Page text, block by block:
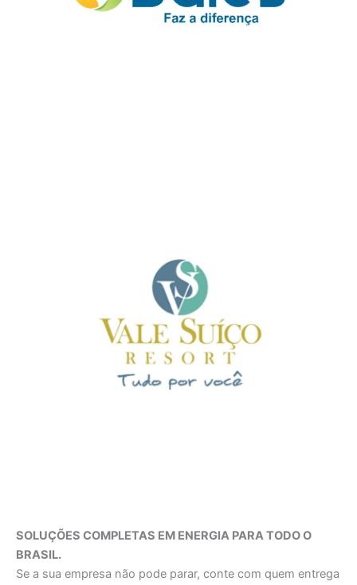
SOLUÇÕES COMPLETAS EM ENERGIA PARA TODO O
BRASIL.
Se a sua empresa não pode parar, conte com quem entrega